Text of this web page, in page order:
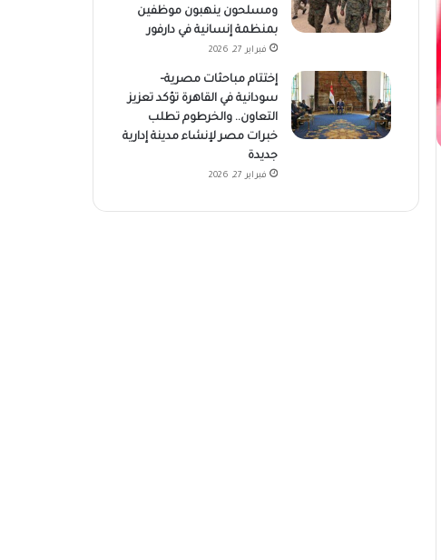
ومسلحون ينهبون موظفين
بمنظمة إنسانية في دارفور
فبراير 27, 2026
إختتام مباحثات مصرية–
سودانية في القاهرة تؤكد تعزيز
التعاون.. والخرطوم تطلب
خبرات مصر لإنشاء مدينة إدارية
جديدة
فبراير 27, 2026